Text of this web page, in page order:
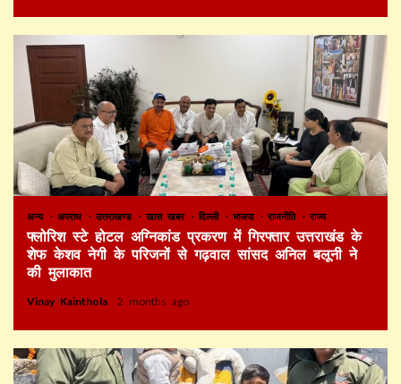
अन्य अपराध उत्तराखण्ड खास खबर दिल्ली भाजपा राजनीति राज्य
फ्लोरिश स्टे होटल अग्निकांड प्रकरण में गिरफ्तार उत्तराखंड के
शेफ केशव नेगी के परिजनों से गढ़वाल सांसद अनिल बलूनी ने
की मुलाकात
Vinay Kainthola 2 months ago